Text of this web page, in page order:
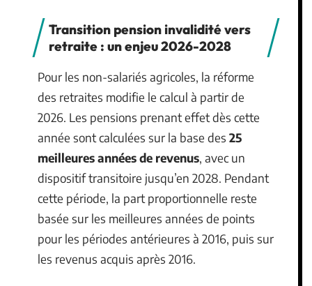
Transition pension invalidité vers
retraite : un enjeu 2026-2028
Pour les non-salariés agricoles, la réforme
des retraites modifie le calcul à partir de
2026. Les pensions prenant effet dès cette
année sont calculées sur la base des 25
meilleures années de revenus, avec un
dispositif transitoire jusqu’en 2028. Pendant
cette période, la part proportionnelle reste
basée sur les meilleures années de points
pour les périodes antérieures à 2016, puis sur
les revenus acquis après 2016.